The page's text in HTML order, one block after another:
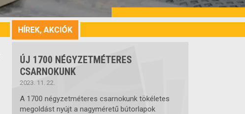
HÍREK, AKCIÓK
ÚJ 1700 NÉGYZETMÉTERES
CSARNOKUNK
2023. 11. 22.
A 1700 négyzetméteres csarnokunk tökéletes
megoldást nyújt a nagyméretű bútorlapok